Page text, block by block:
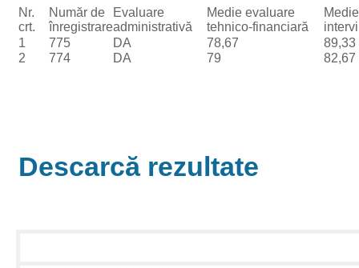
Nr.
crt.
Număr de
înregistrare
Evaluare
administrativă
Medie evaluare
tehnico-financiară
Medie
1
775 DA 78,67
89,33
2
774 DA 79 82,67
Descarcă rezultate